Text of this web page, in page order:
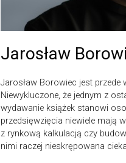
Jarosław
Jarosław Borowiec jest przede
Niewykluczone, że jednym z
wydawanie książek stanowi
przedsięwzięcia niewiele mają
z rynkową kalkulacją czy
nimi raczej nieskrępowana